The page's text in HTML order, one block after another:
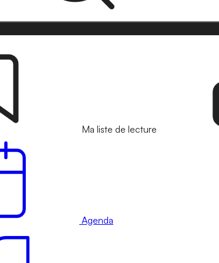
Ma liste de lecture
Agenda